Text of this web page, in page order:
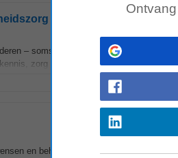
(ig)
– soms als vertrouwd gezicht, soms
zorg en glimlach het verschil te
Laat meer
en behoeften van de cliënt. br/p